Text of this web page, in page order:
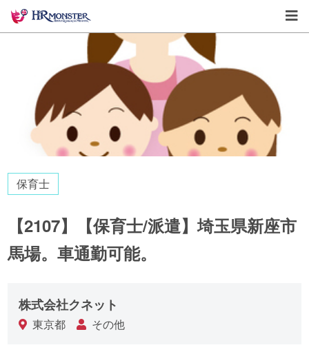
保育士
【2107】【保育士/派遣】埼玉県新座市
馬場。車通勤可能。
株式会社クネット
東京都 その他